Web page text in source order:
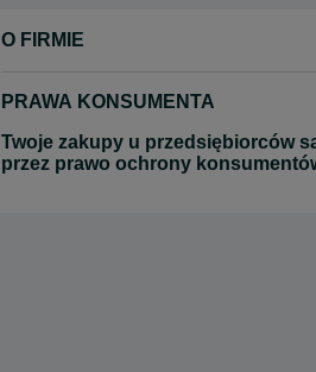
O FIRMIE
PRAWA KONSUMENTA
Twoje zakupy u przedsiębiorców
przez prawo ochrony